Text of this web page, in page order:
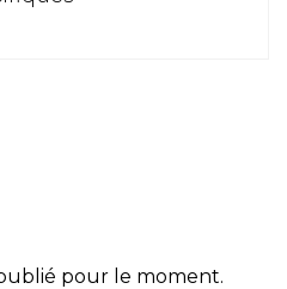
pour le moment.